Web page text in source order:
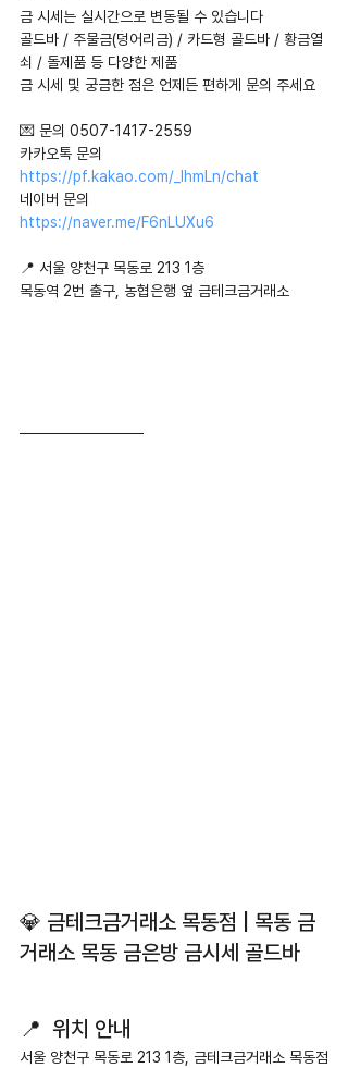
금 시세는 실시간으로 변동될 수 있습니다
골드바 / 주물금(덩어리금) / 카드형 골드바 / 황금열
쇠 / 돌제품 등 다양한 제품
금 시세 및 궁금한 점은 언제든 편하게 문의 주세요
💌 문의 0507-1417-2559
카카오톡 문의
https://pf.kakao.com/_IhmLn/chat
네이버 문의
https://naver.me/F6nLUXu6
📍 서울 양천구 목동로 213 1층
목동역 2번 출구, 농협은행 옆 금테크금거래소
💎 금테크금거래소 목동점 | 목동 금
거래소 목동 금은방 금시세 골드바
📍  위치 안내
서울 양천구 목동로 213 1층, 금테크금거래소 목동점